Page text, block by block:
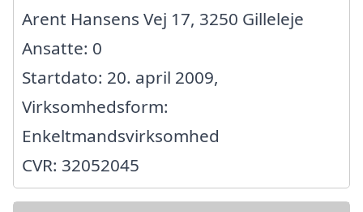
Arent Hansens Vej 17, 3250 Gilleleje
Ansatte: 0
Startdato: 20. april 2009,
Virksomhedsform:
Enkeltmandsvirksomhed
CVR: 32052045